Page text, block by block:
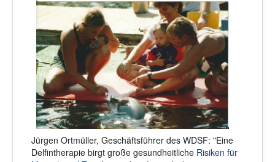
Jürgen Ortmüller, Geschäftsführer des WDSF: "Eine
Delfintherapie birgt große gesundheitliche Risiken für